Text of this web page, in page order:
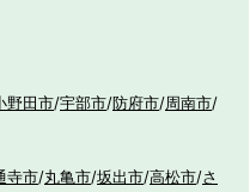
野田市/宇部市/防府市/周南市/
寺市/丸亀市/坂出市/高松市/さ